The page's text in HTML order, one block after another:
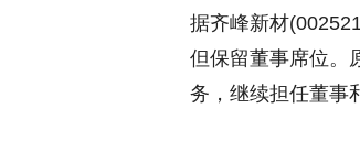
据齐峰新材
但保留董事席位。
务，继续担任董事